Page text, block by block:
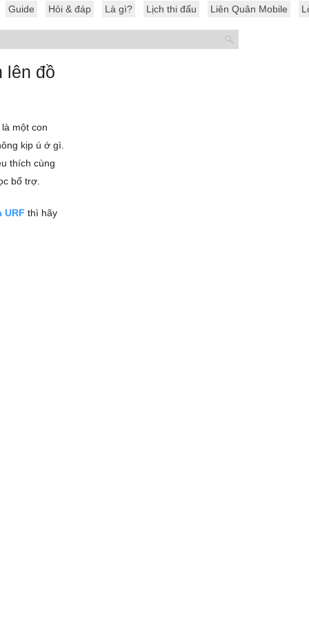
Guide Hỏi & đáp Là gì? Lịch thi đấu Liên Quân Mobile
lên đồ
là một con
kịp ú ớ gì.
thích cùng
bổ trợ.
URF thì hãy